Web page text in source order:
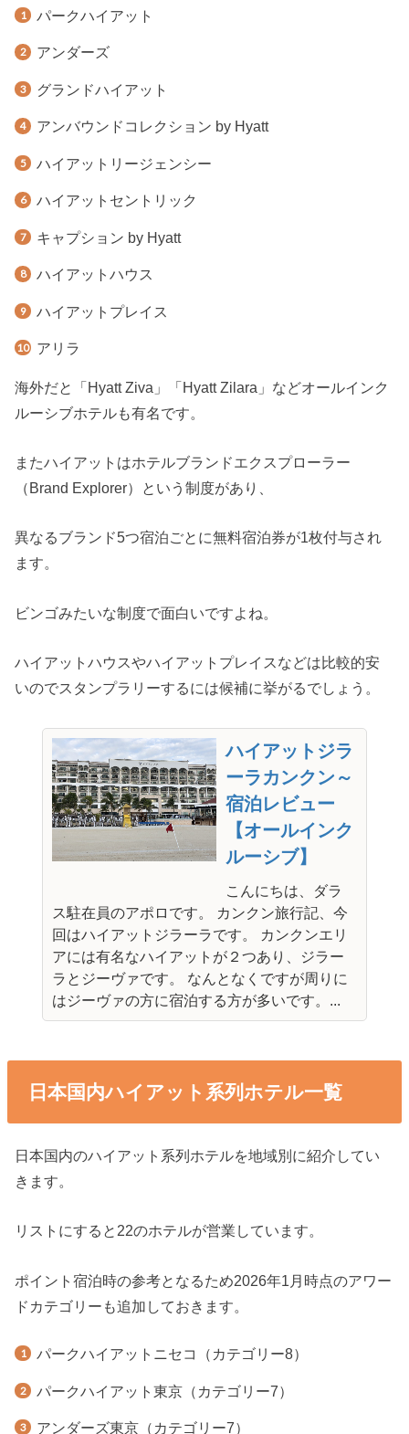
パークハイアット
アンダーズ
グランドハイアット
アンバウンドコレクション by Hyatt
ハイアットリージェンシー
ハイアットセントリック
キャプション by Hyatt
ハイアットハウス
ハイアットプレイス
アリラ
海外だと「Hyatt Ziva」「Hyatt Zilara」などオールインク
ルーシブホテルも有名です。
またハイアットはホテルブランドエクスプローラー
（Brand Explorer）という制度があり、
異なるブランド5つ宿泊ごとに無料宿泊券が1枚付与され
ます。
ビンゴみたいな制度で面白いですよね。
ハイアットハウスやハイアットプレイスなどは比較的安
いのでスタンプラリーするには候補に挙がるでしょう。
ハイアットジラ
ーラカンクン～
宿泊レビュー
【オールインク
ルーシブ】
こんにちは、ダラ
ス駐在員のアポロです。 カンクン旅行記、今
回はハイアットジラーラです。 カンクンエリ
アには有名なハイアットが２つあり、ジラー
ラとジーヴァです。 なんとなくですが周りに
はジーヴァの方に宿泊する方が多いです。...
日本国内ハイアット系列ホテル一覧
日本国内のハイアット系列ホテルを地域別に紹介してい
きます。
リストにすると22のホテルが営業しています。
ポイント宿泊時の参考となるため2026年1月時点のアワー
ドカテゴリーも追加しておきます。
パークハイアットニセコ（カテゴリー8）
パークハイアット東京（カテゴリー7）
アンダーズ東京（カテゴリー7）